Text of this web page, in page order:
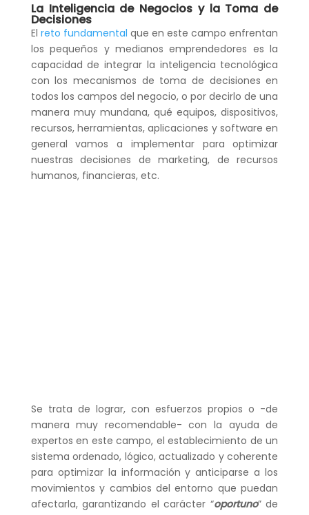
La Inteligencia de Negocios y la Toma de
Decisiones
El reto fundamental que en este campo enfrentan
los pequeños y medianos emprendedores es la
capacidad de integrar la inteligencia tecnológica
con los mecanismos de toma de decisiones en
todos los campos del negocio, o por decirlo de una
manera muy mundana, qué equipos, dispositivos,
recursos, herramientas, aplicaciones y software en
general vamos a implementar para optimizar
nuestras decisiones de marketing, de recursos
humanos, financieras, etc.
Se trata de lograr, con esfuerzos propios o -de
manera muy recomendable- con la ayuda de
expertos en este campo, el establecimiento de un
sistema ordenado, lógico, actualizado y coherente
para optimizar la información y anticiparse a los
movimientos y cambios del entorno que puedan
afectarla, garantizando el carácter “oportuno” de